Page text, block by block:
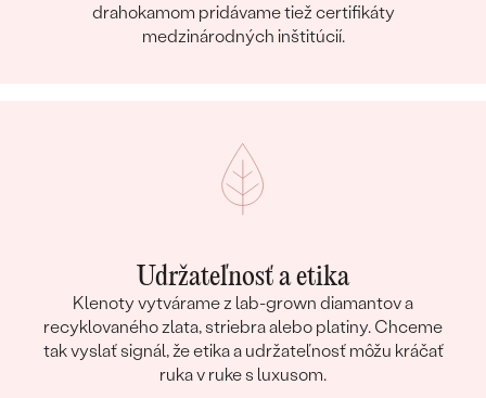
drahokamom pridávame tiež certifikáty
medzinárodných inštitúcií.
Udržateľnosť a etika
Klenoty vytvárame z lab-grown diamantov a
recyklovaného zlata, striebra alebo platiny. Chceme
tak vyslať signál, že etika a udržateľnosť môžu kráčať
ruka v ruke s luxusom.